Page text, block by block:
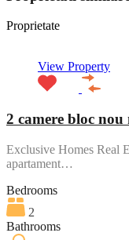
Proprietate
View Property
2 camere bloc
Exclusive Homes Real
apartament…
Bedrooms
2
Bathrooms